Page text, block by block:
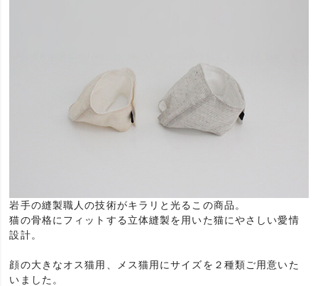
岩手の縫製職人の技術がキラリと光るこの商品。
猫の骨格にフィットする立体縫製を用いた猫にやさしい愛情
設計。
顔の大きなオス猫用、メス猫用にサイズを２種類ご用意いた
いました。